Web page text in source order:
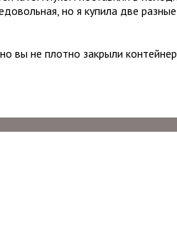
но я купила две
вы не плотно закрыли